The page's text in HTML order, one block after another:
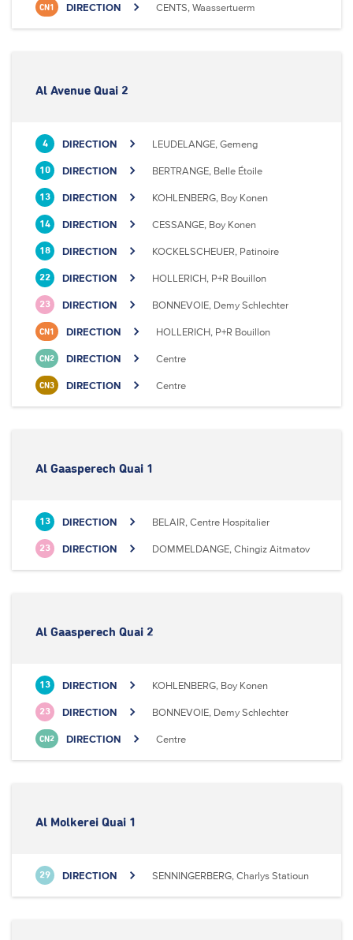
CN1 DIRECTION CENTS, Waassertuerm
Al Avenue Quai 2
4 DIRECTION LEUDELANGE, Gemeng
10 DIRECTION BERTRANGE, Belle Étoile
13 DIRECTION KOHLENBERG, Boy Konen
14 DIRECTION CESSANGE, Boy Konen
18 DIRECTION KOCKELSCHEUER, Patinoire
22 DIRECTION HOLLERICH, P+R Bouillon
23 DIRECTION BONNEVOIE, Demy Schlechter
CN1 DIRECTION HOLLERICH, P+R Bouillon
CN2 DIRECTION Centre
CN3 DIRECTION Centre
Al Gaasperech Quai 1
13 DIRECTION BELAIR, Centre Hospitalier
23 DIRECTION DOMMELDANGE, Chingiz Aitmatov
Al Gaasperech Quai 2
13 DIRECTION KOHLENBERG, Boy Konen
23 DIRECTION BONNEVOIE, Demy Schlechter
CN2 DIRECTION Centre
Al Molkerei Quai 1
29 DIRECTION SENNINGERBERG, Charlys Statioun